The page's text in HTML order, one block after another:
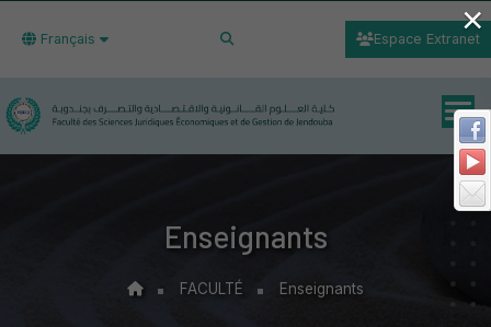
Français Espace Extranet
Enseignants
FACULTÉ Enseignants
×